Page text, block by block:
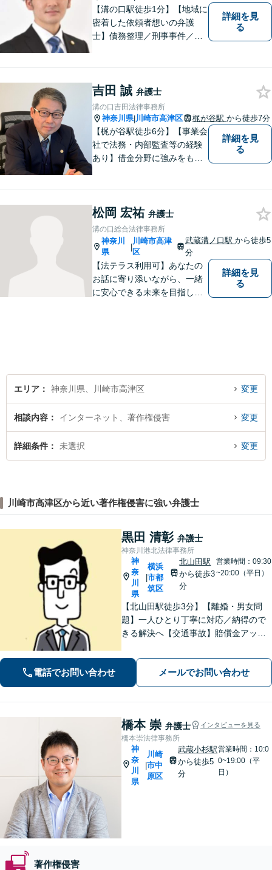
【溝の口駅徒歩1分】【地域に
密着した依頼者想いの弁護
士】債務整理／刑事事件／離
弁護を進めてまいります。ま
ずはお気軽にご相談くださ
い。
詳細を見
る
吉田 誠 弁護士
溝の口吉田法律事務所
神奈川県|川崎市高津区 梶が谷駅 から徒歩7分
【梶が谷駅徒歩6分】【事業会
社で法務・内部監査等の経験
あり】借金分野に強みをも
作りに尽力しています。【初
回無料相談】【東京・神奈川
エリア】
詳細を見
る
松岡 宏祐 弁護士
溝の口総合法律事務所
神奈川
県
|
川崎市高津
区
武蔵溝ノ口駅から徒歩5
分
【法テラス利用可】あなたの
お話に寄り添いながら、一緒
に安心できる未来を目指しま
口駅5分】【電話・メール・W
EB相談も対応】
詳細を見
る
エリア 神奈川県、川崎市高津区 変更
相談内容 インターネット、著作権侵害 変更
詳細条件 未選択 変更
川崎市高津区から近い著作権侵害に強い弁護士
黒田 清彰 弁護士
神奈川港北法律事務所
神
奈
川
県
|
横浜
市都
筑区
北山田駅
から徒歩3
分
営業時間：09:30
~20:00（平日）
【北山田駅徒歩3分】【離婚・男女問
題】一人ひとり丁寧に対応／納得ので
きる解決へ【交通事故】賠償金アップ
手続きはお任せ【借金・債務整理】手
続きはもちろん、再発防止策や今後の
生活のフォローも行います。
電話でお問い合わせ メールでお問い合わせ
橋本 崇 弁護士 インタビューを見る
橋本崇法律事務所
神
奈
川
県
|
川崎
市中
原区
武蔵小杉駅
から徒歩5
分
営業時間：10:0
0~19:00（平
日）
著作権侵害